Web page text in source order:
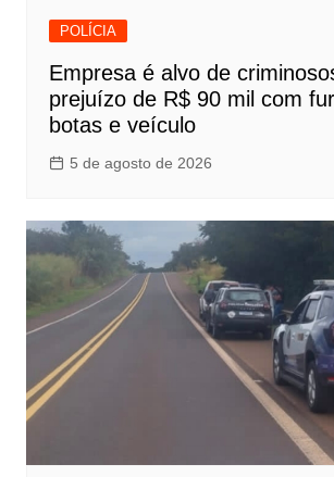
POLÍCIA
Empresa é alvo de
prejuízo de R$ 90 mil com
botas e veículo
5 de agosto de 2026